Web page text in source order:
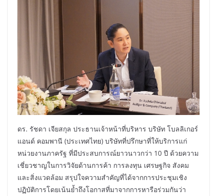
ดร. รัชดา เจียสกุล ประธานเจ้าหน้าที่บริหาร บริษัท โบลลิเกอร์
แอนด์ คอมพานี (ประเทศไทย) บริษัทที่ปรึกษาที่ให้บริการแก่
หน่วยงานภาครัฐ ที่มีประสบการณ์ยาวนาวกว่า 10 ปี ด้วยความ
เชี่ยวชาญในการวิจัยด้านการค้า การลงทุน เศรษฐกิจ สังคม
และสิ่งแวดล้อม สรุปใจความสำคัญที่ได้จากการประชุมเชิง
ปฏิบัติการโดยเน้นย้ำถึงโอกาสที่มาจากการหารือร่วมกันว่า